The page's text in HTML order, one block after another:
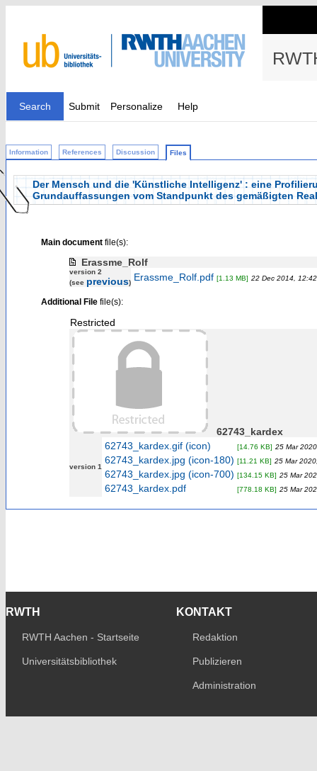
Search Submit Personalize Help
Information References Discussion Files
Der Mensch und die 'Künstliche Intelligenz' : eine
Grundauffassungen vom Standpunkt des gemäßigten
Main documentfile(s):
Erassme_Rolf
version 2
(see previous) Erassme_Rolf.pdf [1.13 MB] 22 Dec 2014, 12:42
Additional Filefile(s):
Restricted
62743_kardex
version 1
62743_kardex.gif (icon) [14.76 KB] 25 Mar
62743_kardex.jpg (icon-180) [11.21 KB] 25 Mar
62743_kardex.jpg (icon-700) [134.15 KB] 25 Mar
62743_kardex.pdf [778.18 KB] 25 Mar
RWTH
RWTH Aachen - Startseite
Universitätsbibliothek
KONTAKT
Redaktion
Publizieren
Administration